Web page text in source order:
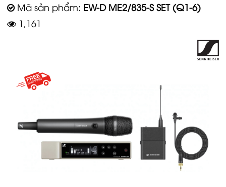
Mã sản phẩm: EW-D ME2/835-S SET (Q1-6)
1,161